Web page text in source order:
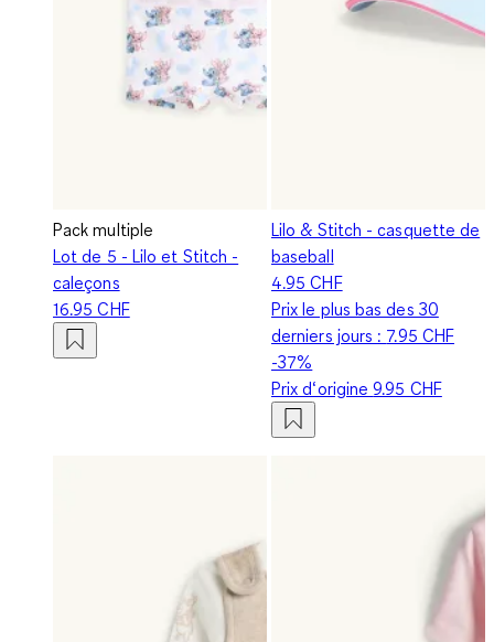
Pack multiple
Lot de 5 - Lilo et Stitch -
caleçons
16.95 CHF
Lilo & Stitch - casquette de
baseball
4.95 CHF
Prix le plus bas des 30
derniers jours : 7.95 CHF
-37%
Prix d‘origine9.95 CHF